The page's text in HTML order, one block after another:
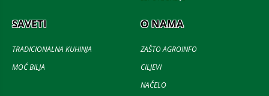
SAVETI
TRADICIONALNA KUHINJA
MOĆ BILJA
O NAMA
ZAŠTO AGROINFO
CILJEVI
NAČELO